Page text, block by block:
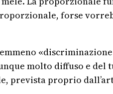
forse
molto diffuso e del
prevista proprio